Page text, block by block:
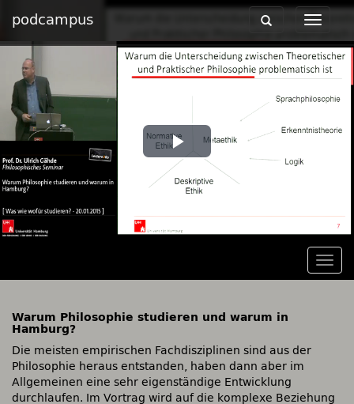
podcampus
Toggle
Toggle
Play
Video
Warum Philosophie studieren und warum in
Hamburg?
Die meisten empirischen Fachdisziplinen sind aus der
Philosophie heraus entstanden, haben dann aber im
Allgemeinen eine sehr eigenständige Entwicklung
durchlaufen. Im Vortrag wird auf die komplexe Beziehung